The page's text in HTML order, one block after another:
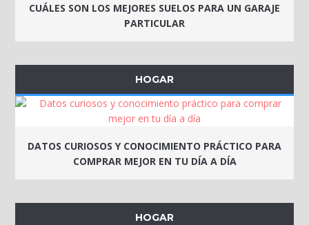
CUÁLES SON LOS MEJORES SUELOS PARA UN GARAJE
PARTICULAR
HOGAR
DATOS CURIOSOS Y CONOCIMIENTO PRÁCTICO PARA
COMPRAR MEJOR EN TU DÍA A DÍA
HOGAR